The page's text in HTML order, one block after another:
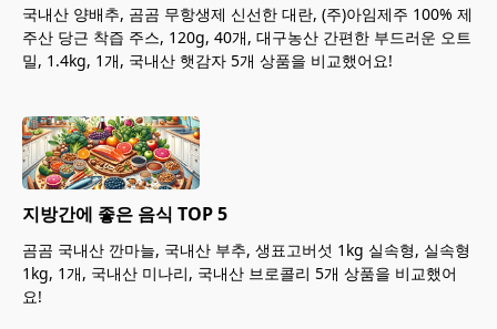
국내산 양배추, 곰곰 무항생제 신선한 대란, (주)아임제주 100% 제
주산 당근 착즙 주스, 120g, 40개, 대구농산 간편한 부드러운 오트
밀, 1.4kg, 1개, 국내산 햇감자 5개 상품을 비교했어요!
지방간에 좋은 음식 TOP 5
곰곰 국내산 깐마늘, 국내산 부추, 생표고버섯 1kg 실속형, 실속형
1kg, 1개, 국내산 미나리, 국내산 브로콜리 5개 상품을 비교했어
요!